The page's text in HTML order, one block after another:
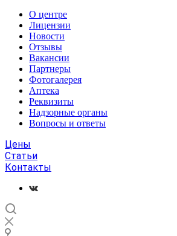
О центре
Лицензии
Новости
Отзывы
Вакансии
Партнеры
Фотогалерея
Аптека
Реквизиты
Надзорные органы
Вопросы и ответы
Цены
Статьи
Контакты